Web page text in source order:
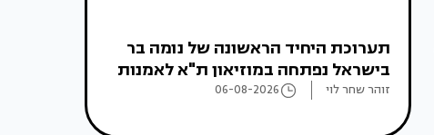
תערוכת היחיד הראשונה של נומה בר
בישראל נפתחה במוזיאון ת"א לאמנות
זוהר שחר לוי 06-08-2026